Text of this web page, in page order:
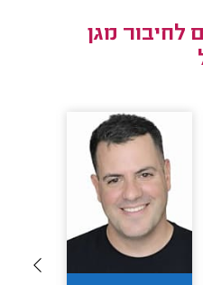
לחיבור מגן